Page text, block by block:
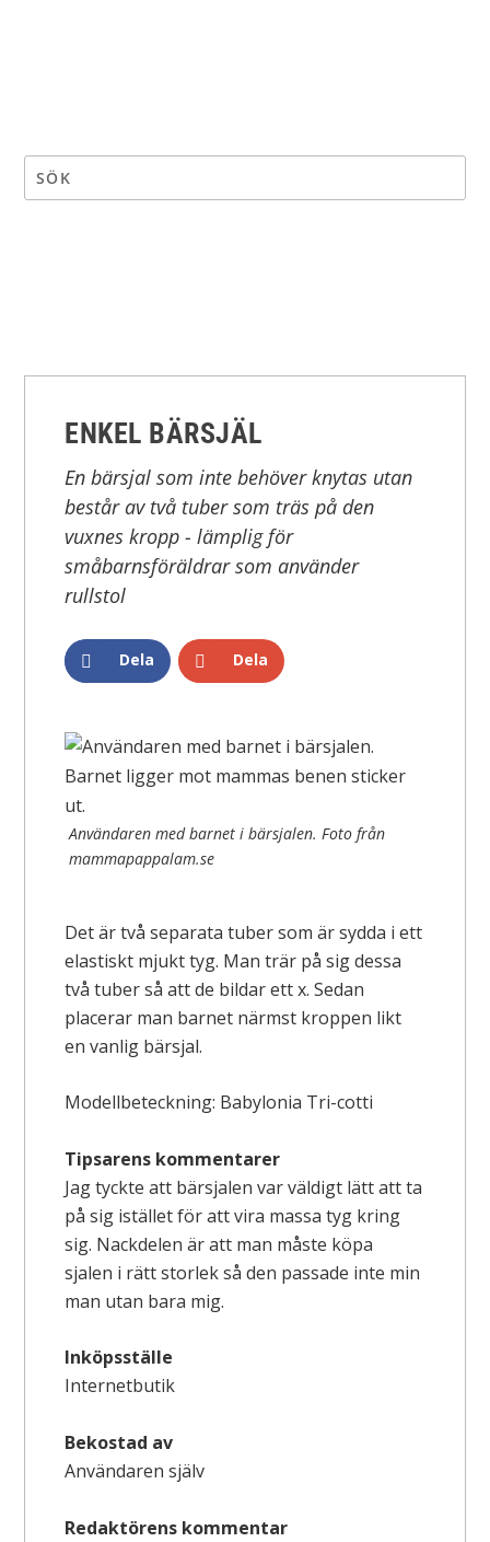
ENKEL BÄRSJÄL
En bärsjal som inte behöver knytas utan
består av två tuber som träs på den
vuxnes kropp - lämplig för
småbarnsföräldrar som använder
rullstol
Dela Dela
Användaren med barnet i bärsjalen. Foto från
mammapappalam.se
Det är två separata tuber som är sydda i ett
elastiskt mjukt tyg. Man trär på sig dessa
två tuber så att de bildar ett x. Sedan
placerar man barnet närmst kroppen likt
en vanlig bärsjal.
Modellbeteckning: Babylonia Tri-cotti
Tipsarens kommentarer
Jag tyckte att bärsjalen var väldigt lätt att ta
på sig istället för att vira massa tyg kring
sig. Nackdelen är att man måste köpa
sjalen i rätt storlek så den passade inte min
man utan bara mig.
Inköpsställe
Internetbutik
Bekostad av
Användaren själv
Redaktörens kommentar